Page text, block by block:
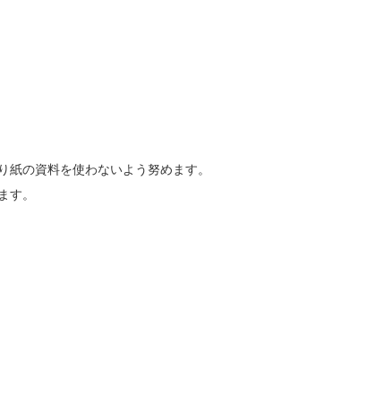
の資料を使わないよう努めます。
。